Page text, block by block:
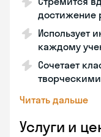
достижение
Использует
каждому
Сочетает
Читать дальше
Услуги и